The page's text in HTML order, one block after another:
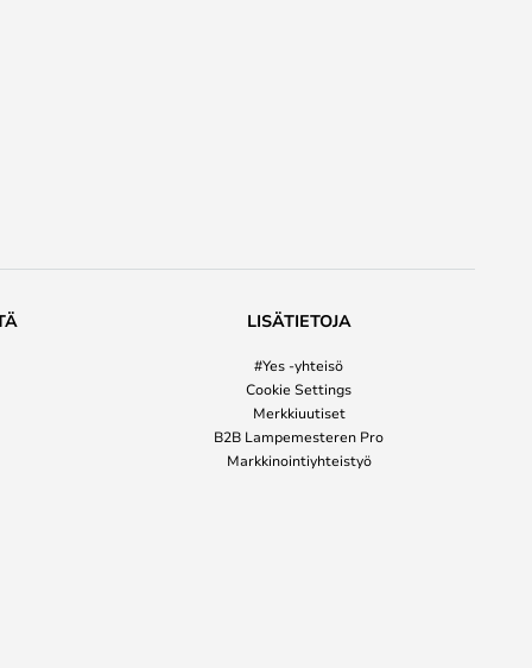
LISÄTIETOJA
#Yes -yhteisö
Cookie Settings
Merkkiuutiset
B2B Lampemesteren Pro
Markkinointiyhteistyö